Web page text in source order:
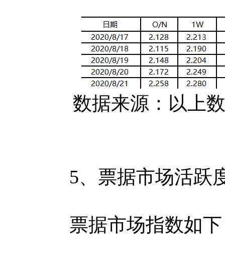
数据来源：以上数
5、票据市场活跃
票据市场指数如下